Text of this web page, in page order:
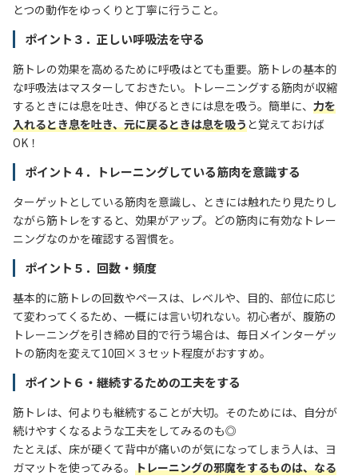
とつの動作をゆっくりと丁寧に行うこと。
ポイント３．正しい呼吸法を守る
筋トレの効果を高めるために呼吸はとても重要。筋トレの基本的
な呼吸法はマスターしておきたい。トレーニングする筋肉が収縮
するときには息を吐き、伸びるときには息を吸う。簡単に、 力を
入れるとき息を吐き、元に戻るときは息を吸うと覚えておけば
OK！
ポイント４．トレーニングしている筋肉を意識する
ターゲットとしている筋肉を意識し、ときには触れたり見たりし
ながら筋トレをすると、効果がアップ。どの筋肉に有効なトレー
ニングなのかを確認する習慣を。
ポイント５．回数・頻度
基本的に筋トレの回数やペースは、レベルや、目的、部位に応じ
て変わってくるため、一概には言い切れない。初心者が、腹筋の
トレーニングを引き締め目的で行う場合は、毎日メインターゲッ
トの筋肉を変えて10回×３セット程度がおすすめ。
ポイント６・継続するための工夫をする
筋トレは、何よりも継続することが大切。そのためには、自分が
続けやすくなるような工夫をしてみるのも◎
たとえば、床が硬くて背中が痛いのが気になってしまう人は、ヨ
ガマットを使ってみる。 トレーニングの邪魔をするものは、なる